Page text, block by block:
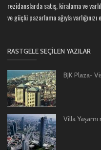
rezidanslarda satış, kiralama ve
ve güçlü pazarlama ağıyla
RASTGELE SEÇILEN YAZILAR
BJK Plaza-
Villa Yaşamı